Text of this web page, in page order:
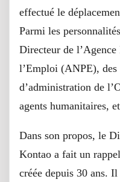
effectué le
Parmi les
Directeur de
l’Emploi (ANPE), des
d’administration de
agents humanitaires,
Dans son propos, le
Kontao a fait un
créée depuis 30 ans.